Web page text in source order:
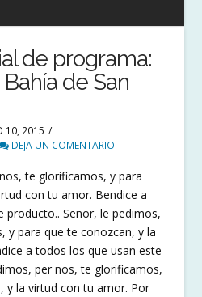
de programa:
de San
10, 2015
DEJA UN COMENTARIO
te glorificamos, y para
con tu amor. Bendice a
producto.. Señor, le pedimos,
y para que te conozcan, y la
a todos los que usan este
per nos, te glorificamos,
y la virtud con tu amor. Por